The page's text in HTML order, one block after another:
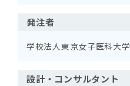
発注者
学校法人東京女子医科大学
設計・コンサルタント